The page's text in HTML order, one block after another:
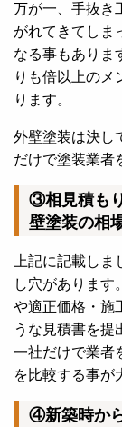
万が一、手抜き
がれてきてしま
なる事もありま
りも倍以上のメ
ります。
外壁塗装は決し
だけで塗装業者
③相見積も
壁塗装の相
上記に記載し
し穴があります
や適正価格・施
うな見積書を提
一社だけで業者
を比較する事が
④新築時か